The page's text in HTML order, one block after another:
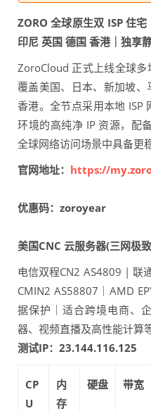
ZORO 全球原生双 ISP 住
印尼 英国 德国 香港｜独享
ZoroCloud 正式上线全球多
覆盖美国、日本、新加坡
香港。全节点采用本地 ISP
环境的高纯净 IP 资源，配
全球网络访问场景中具备更
官网地址： https://
优惠码：zoroyear
美国CNC 云服务器(三网极
电信双程CN2 AS4809 | 联
CMIN2 AS58807｜AMD
据保护｜适合跨境电商、
器、视频直播及高性能计算
测试IP：23.144.116.125
CP
U
内
存
硬盘 带宽